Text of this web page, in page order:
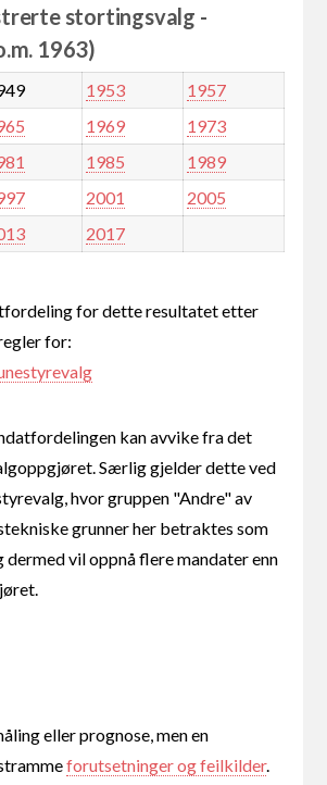
stortingsvalg -
1963)
1953
1957
1969
1973
1985
1989
2001
2005
2017
for dette resultatet etter
for:
kan avvike fra det
Særlig gjelder dette ved
hvor gruppen "Andre" av
grunner her betraktes som
vil oppnå flere mandater enn
eller prognose, men en
forutsetninger og feilkilder.